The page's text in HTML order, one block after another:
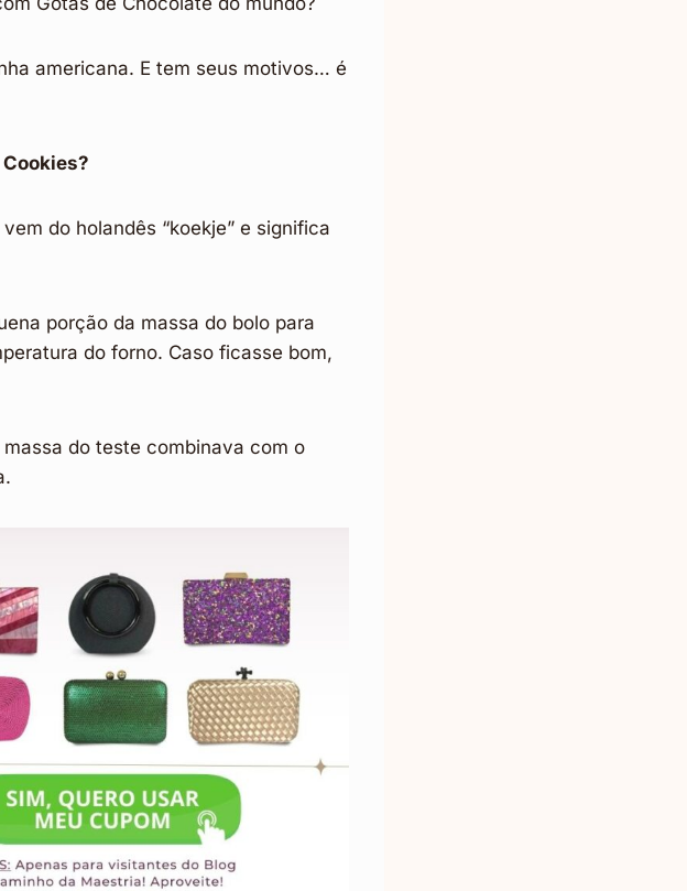
americana. E tem seus motivos… é
do holandês “koekje” e significa
porção da massa do bolo para
do forno. Caso ficasse bom,
do teste combinava com o